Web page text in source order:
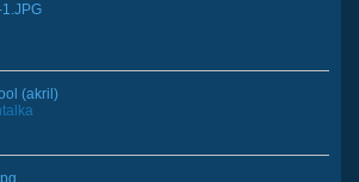
(akril)